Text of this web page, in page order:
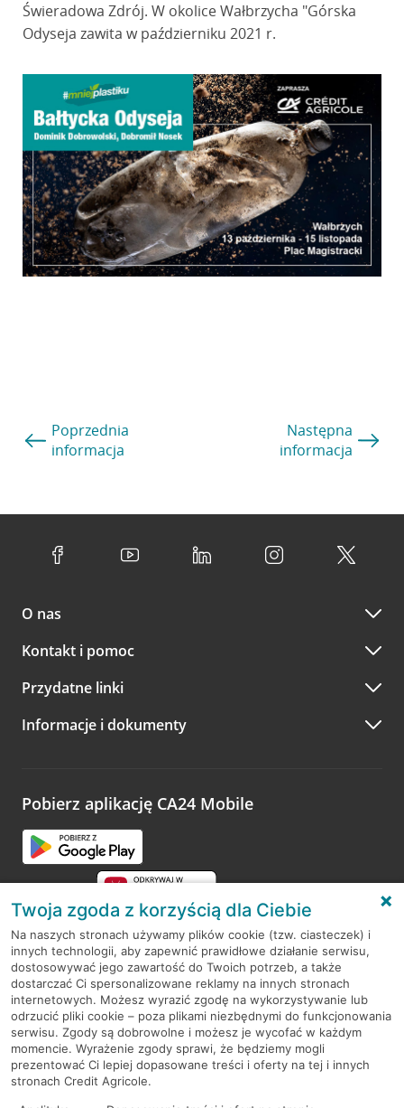
Świeradowa Zdrój. W okolice Wałbrzycha "Górska
Odyseja zawita w październiku 2021 r.
Poprzednia
informacja
Następna
informacja
O nas
Kontakt i pomoc
Przydatne linki
Informacje i dokumenty
Pobierz aplikację CA24 Mobile
RODO
Regulamin serwisu
Mapa serwisu
PolitykaCookies
Twoja zgoda z korzyścią dla Ciebie
Na naszych stronach używamy plików cookie (tzw. ciasteczek) i
innych technologii, aby zapewnić prawidłowe działanie serwisu,
dostosowywać jego zawartość do Twoich potrzeb, a także
dostarczać Ci spersonalizowane reklamy na innych stronach
internetowych. Możesz wyrazić zgodę na wykorzystywanie lub
odrzucić pliki cookie – poza plikami niezbędnymi do funkcjonowania
serwisu. Zgody są dobrowolne i możesz je wycofać w każdym
momencie. Wyrażenie zgody sprawi, że będziemy mogli
prezentować Ci lepiej dopasowane treści i oferty na tej i innych
stronach Credit Agricole.